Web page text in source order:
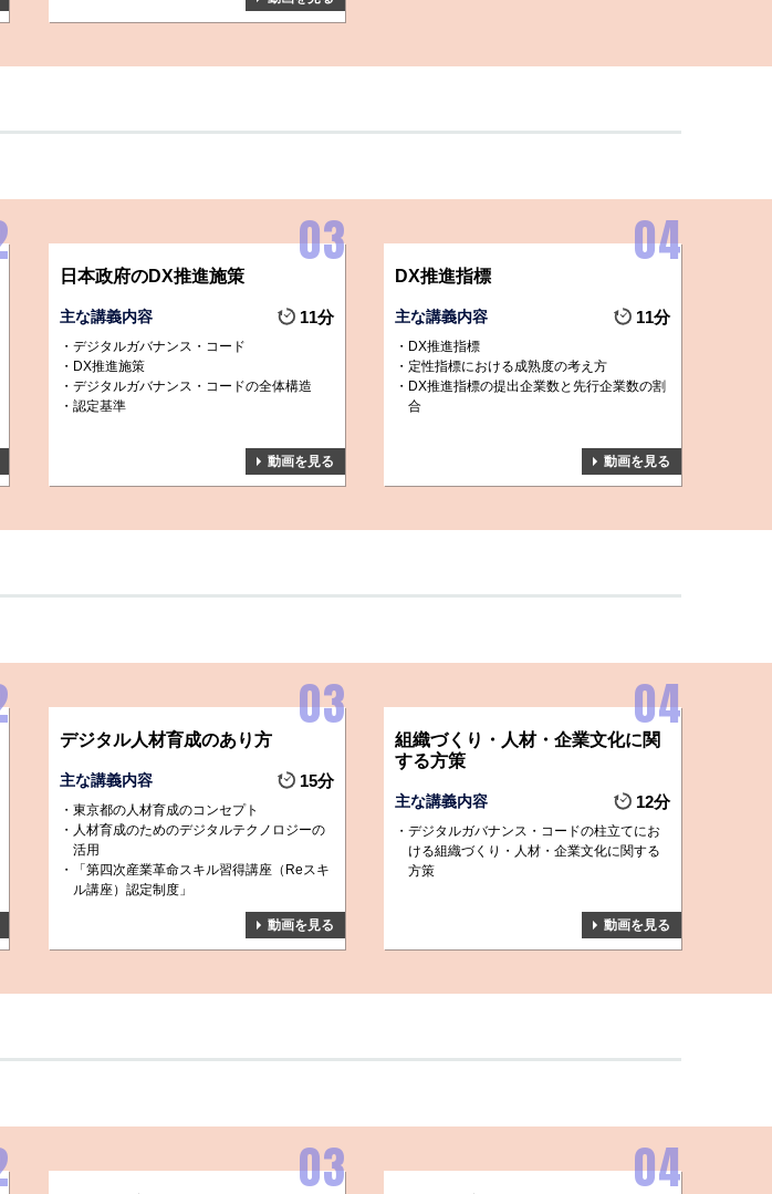
日本政府のDX推進施策
主な講義内容 11分
デジタルガバナンス・コード
DX推進施策
デジタルガバナンス・コードの全体構造
認定基準
動画を見る
DX推進指標
主な講義内容 11分
DX推進指標
定性指標における成熟度の考え方
DX推進指標の提出企業数と先行企業数の割
合
動画を見る
デジタル人材育成のあり方
主な講義内容 15分
東京都の人材育成のコンセプト
人材育成のためのデジタルテクノロジーの
活用
「第四次産業革命スキル習得講座（Reスキ
ル講座）認定制度」
動画を見る
組織づくり・人材・企業文化に関
する方策
主な講義内容 12分
デジタルガバナンス・コードの柱立てにお
ける組織づくり・人材・企業文化に関する
方策
動画を見る